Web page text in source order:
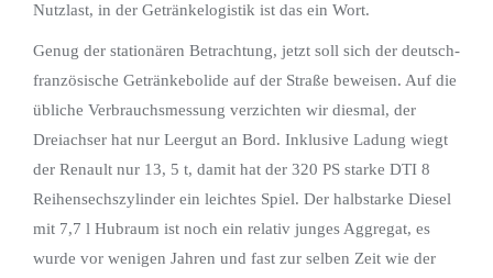
Nutzlast, in der Getränkelogistik ist das ein Wort.
Genug der stationären Betrachtung, jetzt soll sich der deutsch-
französische Getränkebolide auf der Straße beweisen. Auf die
übliche Verbrauchsmessung verzichten wir diesmal, der
Dreiachser hat nur Leergut an Bord. Inklusive Ladung wiegt
der Renault nur 13, 5 t, damit hat der 320 PS starke DTI 8
Reihensechszylinder ein leichtes Spiel. Der halbstarke Diesel
mit 7,7 l Hubraum ist noch ein relativ junges Aggregat, es
wurde vor wenigen Jahren und fast zur selben Zeit wie der